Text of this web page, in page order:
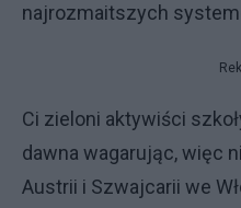
najrozmaitszych
Ci zieloni aktywiści
dawna wagarując, więc
Austrii i Szwajcarii we